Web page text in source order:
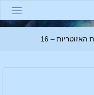
האזוטריות – 16